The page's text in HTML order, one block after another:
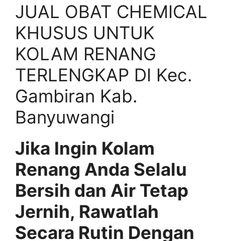
JUAL OBAT CHEMICAL
KHUSUS UNTUK
KOLAM RENANG
TERLENGKAP DI Kec.
Gambiran Kab.
Banyuwangi
Jika Ingin Kolam
Renang Anda Selalu
Bersih dan Air Tetap
Jernih, Rawatlah
Secara Rutin Dengan